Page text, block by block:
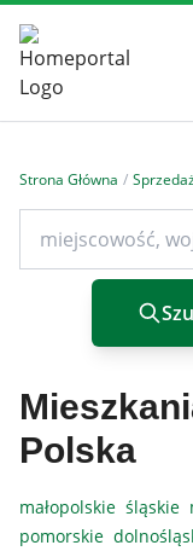
Strona Główna /
Polska
małopolskie śląskie
pomorskie